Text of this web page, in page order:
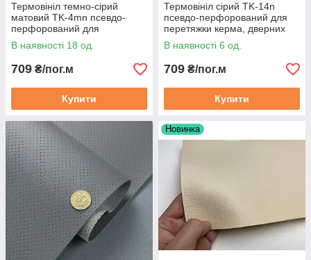
Термовініл темно-сірий
матовий TK-4mn псевдо-
перфорований для
перетяжки керма, дверних
карт, панелей на каучуковій
В наявності 18 од.
709 ₴/пог.м
Купити
Термовініл сірий TK-14n
псевдо-перфорований для
перетяжки керма, дверних
карт, панелей на каучуковій
основі
В наявності 6 од.
709 ₴/пог.м
Купити
Новинка